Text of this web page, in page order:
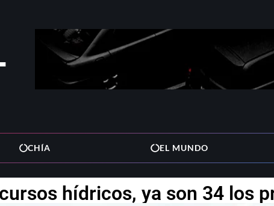
CHÍA EL MUNDO
hídricos, ya son 34 los